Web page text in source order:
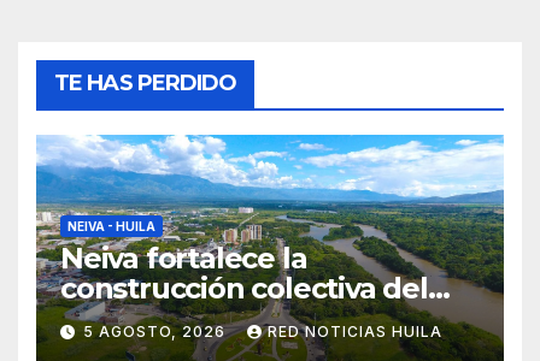
TE HAS PERDIDO
NEIVA - HUILA
Neiva fortalece la
construcción colectiva del
POT
5 AGOSTO, 2026 RED NOTICIAS HUILA